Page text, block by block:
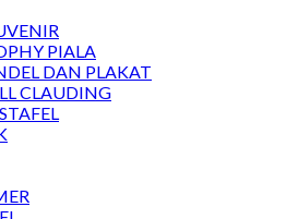
PIALA
DAN PLAKAT
CLAUDING